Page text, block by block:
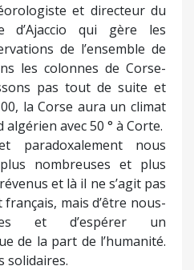
et directeur du
d’Ajaccio qui gère les
de l’ensemble de
les colonnes de Corse-
pas tout de suite et
la Corse aura un climat
avec 50 ° à Corte.
paradoxalement nous
nombreuses et plus
et là il ne s’agit pas
français, mais d’être nous-
et d’espérer un
de la part de l’humanité.
solidaires.